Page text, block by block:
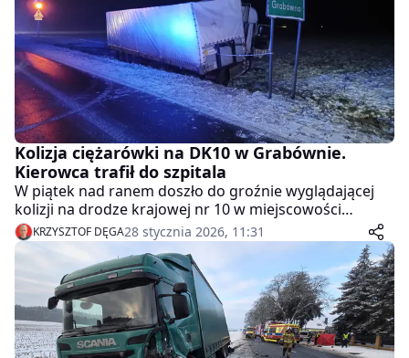
Kolizja ciężarówki na DK10 w Grabównie.
Kierowca trafił do szpitala
W piątek nad ranem doszło do groźnie wyglądającej
kolizji na drodze krajowej nr 10 w miejscowości
Grabówno. Około godziny 4:30, na 196. kilometrze
trasy, 62-letni mieszkaniec Torunia kierujący
ciężarowym DAF-em z naczepą nie dostosował
prędkości do panujących warunków drogowych.
Pojazd wypadł z jezdni i zjechał do rowu.
KRZYSZTOF DĘGA28 stycznia 2026, 11:31